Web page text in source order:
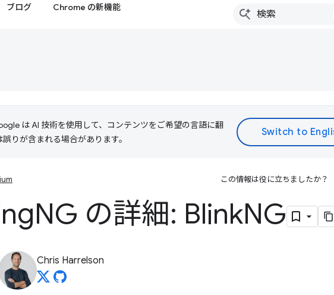
ブログ Chrome の新機能
は AI 技術を使用して、コンテンツをご希望の言語に翻
りが含まれる場合があります。
この情報は役に立ちましたか？
NG の詳細: BlinkNG
Chris Harrelson